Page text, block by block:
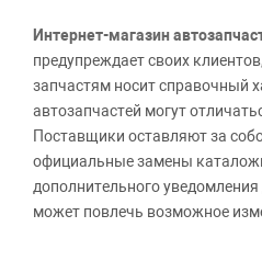
Интернет-магазин
предупреждает своих
запчастям носит справочный
автозапчастей могут
Поставщики оставляют за
официальные замены
дополнительного
может повлечь возможное